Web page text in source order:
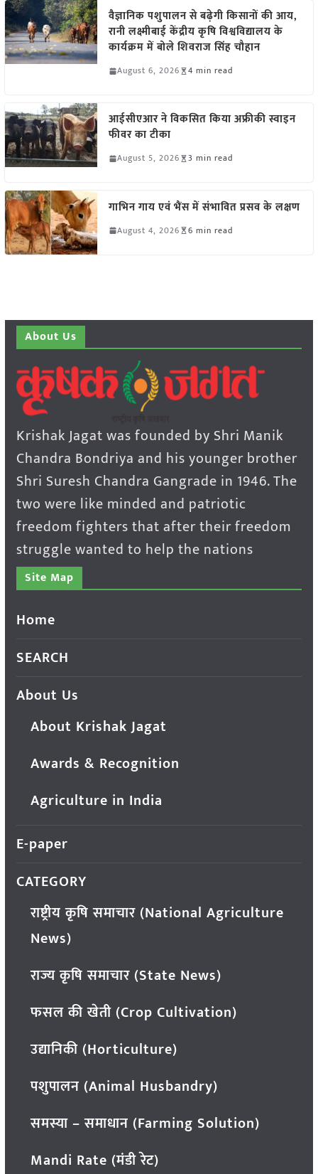
वैज्ञानिक पशुपालन से बढ़ेगी किसानों की आय,
रानी लक्ष्मीबाई केंद्रीय कृषि विश्वविद्यालय के
कार्यक्रम में बोले शिवराज सिंह चौहान
August 6, 2026 4 min read
आईसीएआर ने विकसित किया अफ्रीकी स्वाइन
फीवर का टीका
August 5, 2026 3 min read
गाभिन गाय एवं भैंस में संभावित प्रसव के लक्षण
August 4, 2026 6 min read
About Us
Krishak Jagat was founded by Shri Manik
Chandra Bondriya and his younger brother
Shri Suresh Chandra Gangrade in 1946. The
two were like minded and patriotic
freedom fighters that after their freedom
struggle wanted to help the nations
Site Map
Home
SEARCH
About Us
About Krishak Jagat
Awards & Recognition
Agriculture in India
E-paper
CATEGORY
राष्ट्रीय कृषि समाचार (National Agriculture
News)
राज्य कृषि समाचार (State News)
फसल की खेती (Crop Cultivation)
उद्यानिकी (Horticulture)
पशुपालन (Animal Husbandry)
समस्या – समाधान (Farming Solution)
Mandi Rate (मंडी रेट)